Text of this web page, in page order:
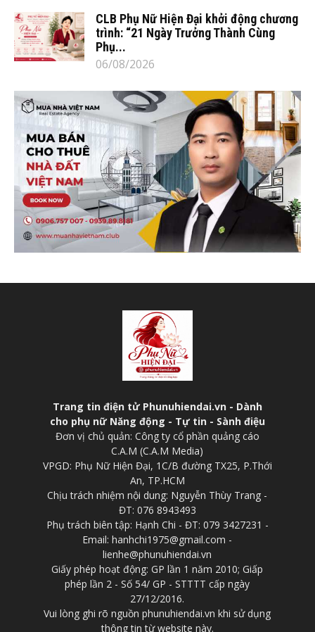
CLB Phụ Nữ Hiện Đại khởi động chương
trình: “21 Ngày Trưởng Thành Cùng
Phụ...
06/08/2026
Trang tin điện tử Phunuhiendai.vn - Dành
cho phụ nữ Năng động - Tự tin - Sành điệu
Đơn vị chủ quản: Công ty cổ phần quảng cáo
C.A.M (C.A.M Media)
VPGD: Phụ Nữ Hiện Đại, 1C/B đường TX25, P.Thới
An, TP.HCM
Chịu trách nhiệm nội dung: Nguyễn Thùy Trang -
ĐT: 076 8943493
Phụ trách biên tập: Hạnh Chi - ĐT: 079 3427231 -
Email: hanhchi1975@gmail.com -
lienhe@phunuhiendai.vn
Giấy phép hoạt động: GP lần 1 năm 2010; Giấp
phép lần 2 - Số 54/ GP - STTTT cấp ngày
27/12/2016.
Vui lòng ghi rõ nguồn phunuhiendai.vn khi sử dụng
thông tin từ website này.